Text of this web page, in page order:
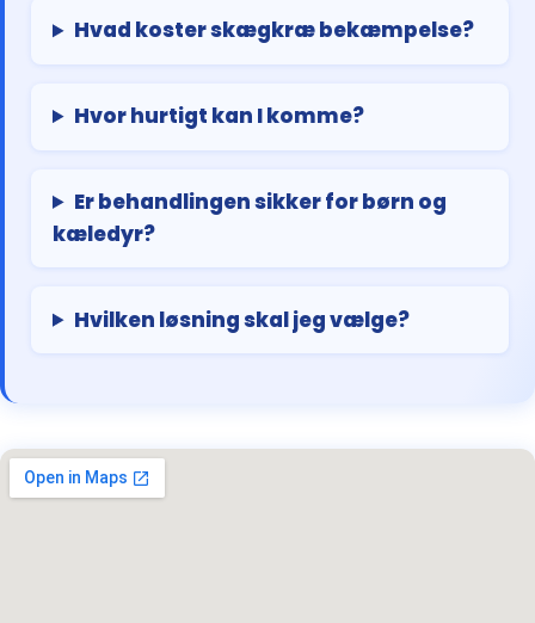
Hvad koster skægkræ bekæmpelse?
Hvor hurtigt kan I komme?
Er behandlingen sikker for børn og
kæledyr?
Hvilken løsning skal jeg vælge?